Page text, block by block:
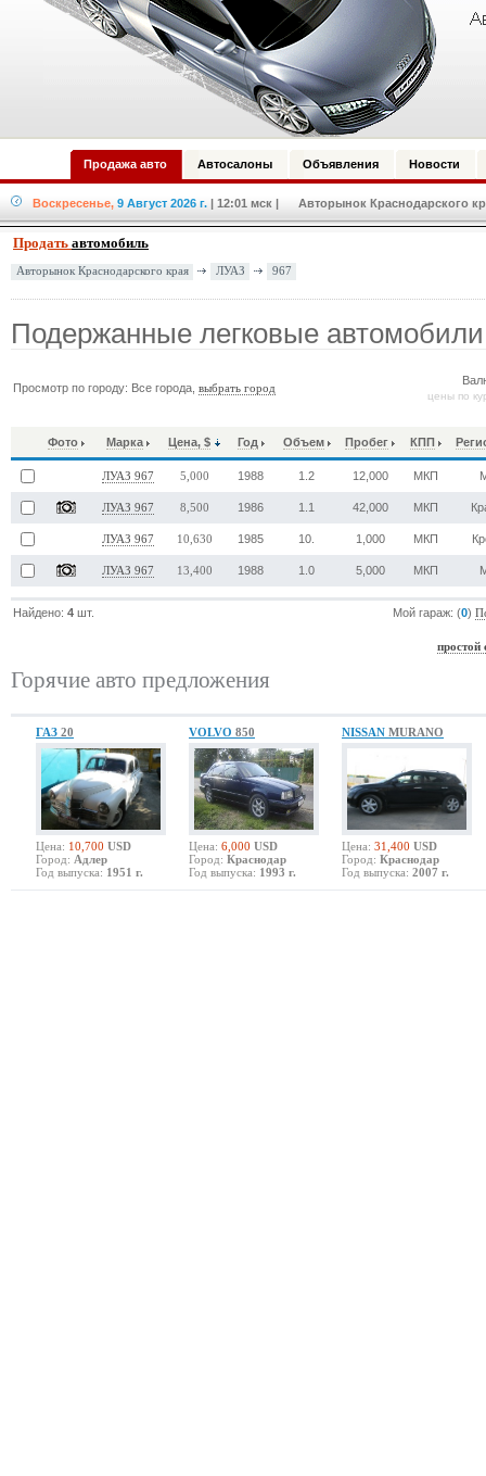
Продажа авто Автосалоны Объявления Новости
Воскресенье, 9 Август 2026 г. | 12:01 мск | Авторынок Краснодарского
Продать автомобиль
Авторынок Краснодарского края ЛУАЗ 967
Подержанные легковые
Просмотр по городу: Все города,выбрать город
цены по
Фото Марка Цена, $ Год Объем Пробег КПП
ЛУАЗ 967 5,000 1988 1.2 12,000 МКП
ЛУАЗ 967 8,500 1986 1.1 42,000 МКП
ЛУАЗ 967 10,630 1985 10. 1,000 МКП
ЛУАЗ 967 13,400 1988 1.0 5,000 МКП
Найдено:4 шт. Мой гараж: (0)
простой
Горячие авто предложения
ГАЗ 20
Цена: 10,700 USD
Город: Адлер
Год выпуска: 1951 г.
VOLVO 850
Цена: 6,000 USD
Город: Краснодар
Год выпуска: 1993 г.
NISSAN MURANO
Цена: 31,400 USD
Город: Краснодар
Год выпуска: 2007 г.